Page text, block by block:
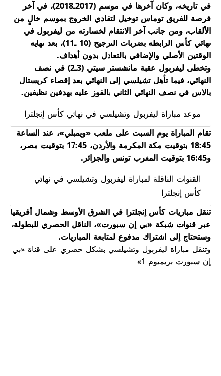
في تاريخه، وكان آخرها في موسم (2017ـ2018)، في آخر
فرصة للفريق توماس توخيل لتفادي الخروج بموسم خالٍ من
الألقاب، ومن جانب آخر الانتقام لخسارته من ليفربول في
نهائي كأس الرابطة بضربات الترجيح (10 ـ11)، بعد نهاية
الوقتين الأصلي والإضافي بالتعادل بدون أهداف.
وتخطى ليفربول عقبة مانشستر سيتي (3ـ2) في نصف
النهائي، فيما تأهل تشيلسي إلى النهائي بعد إقصاء كريستال
بالاس في نصف النهائي الثاني بالفوز عليه بهدفين نظيفين.
موعد مباراة ليفربول وتشيلسي في نهائي كأس إنجلترا
تقام المباراة يوم السبت على ملعب «ويمبلي»، عند الساعة
18:45 بتوقيت مكة المكرمة والأردن، 17:45 بتوقيت مصر،
و16:45 بتوقيت المغرب تونس والجزائر.
القنوات الناقلة لمباراة ليفربول وتشيلسي في نهائي
كأس إنجلترا
تنقل مباريات كأس إنجلترا في الشرق الأوسط وشمال أفريقيا
عبر قنوات شبكة «بي إن سبورت»، الناقل الحصري للبطولة،
وستحتاج إلى اشتراك مدفوع لمتابعة المباريات.
وتنقل مباراة ليفربول وتشيلسي بشكل حصري على قناة «بي
إن سبورت بريميوم 1»